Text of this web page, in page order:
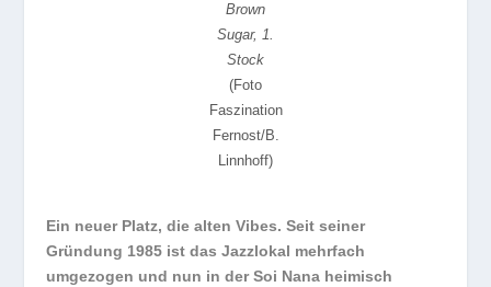
Brown
Sugar, 1.
Stock
(Foto
Faszination
Fernost/B.
Linnhoff)
Ein neuer Platz, die alten Vibes. Seit seiner
Gründung 1985 ist das Jazzlokal mehrfach
umgezogen und nun in der Soi Nana heimisch